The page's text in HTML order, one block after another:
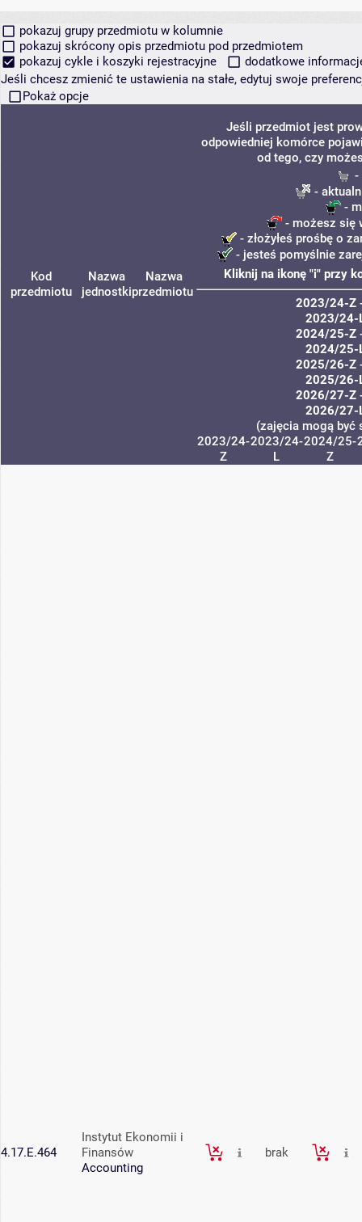
pokazuj grupy przedmiotu w kolumnie
pokazuj skrócony opis przedmiotu pod przedmiotem
pokazuj cykle i koszyki rejestracyjne
dodatkowe
Jeśli chcesz zmienić te ustawienia na stałe, edytuj swoje
Pokaż opcje
Kod
przedmiotu
Nazwa
jednostki
Nazwa
przedmiotu
Jeśli przedmiot jest
odpowiedniej komórce
od tego, czy
-
-
-
- możesz się
- złożyłeś prośbę o
- jesteś pomyślnie
Kliknij na ikonę "i" przy
2023/24-Z
2023/24-
2024/25-Z
2024/25-
2025/26-Z
2025/26-
2026/27-Z
2026/27-
(zajęcia mogą być
2023/24-
Z
2023/24-
L
2024/25-
Z
4.17.E.464
Instytut Ekonomii i
Finansów
Accounting
brak